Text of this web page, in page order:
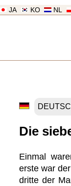
NL
KO
JA
Die
Einmal
erste war
dritte der